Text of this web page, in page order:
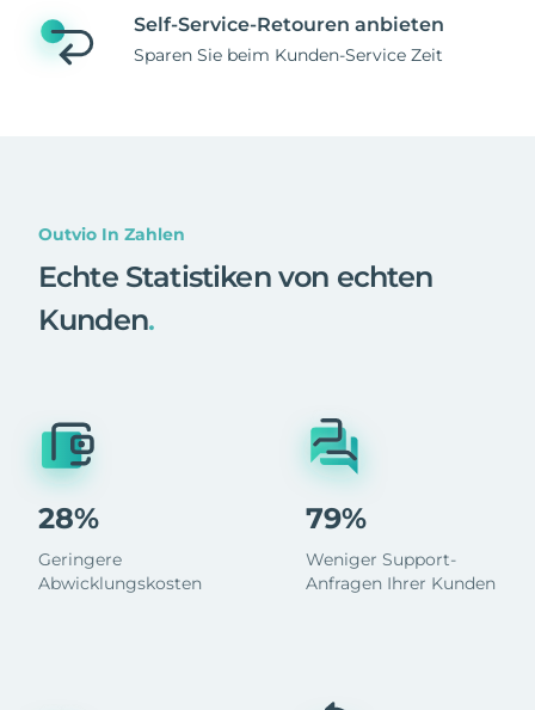
Self-Service-Retouren anbieten
Sparen Sie beim Kunden-Service Zeit
Outvio In Zahlen
Echte Statistiken von echten
Kunden.
28%
Geringere
Abwicklungskosten
79%
Weniger Support-
Anfragen Ihrer Kunden